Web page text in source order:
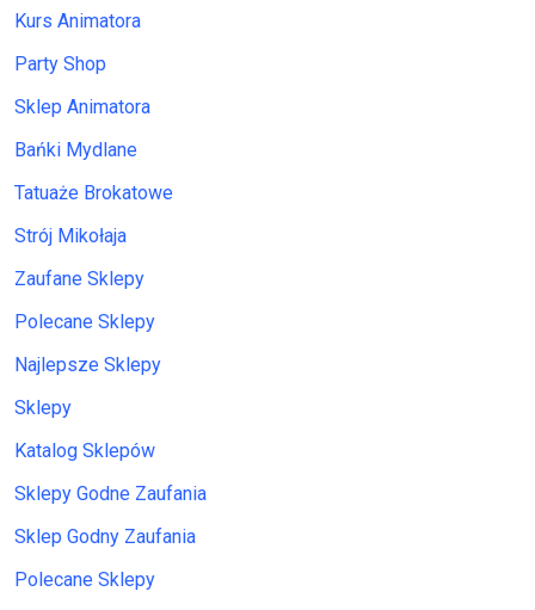
Kurs Animatora
Party Shop
Sklep Animatora
Bańki Mydlane
Tatuaże Brokatowe
Strój Mikołaja
Zaufane Sklepy
Polecane Sklepy
Najlepsze Sklepy
Sklepy
Katalog Sklepów
Sklepy Godne Zaufania
Sklep Godny Zaufania
Polecane Sklepy